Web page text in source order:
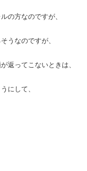
の方なのですが、
うなのですが、
返ってこないときは、
にして、